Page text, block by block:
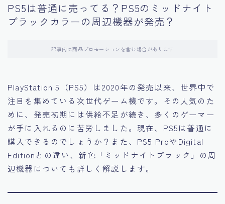
PS5は普通に売ってる？PS5のミッドナイト
ブラックカラーの周辺機器が発売？
記事内に商品プロモーションを含む場合があります
PlayStation 5（PS5）は2020年の発売以来、世界中で
注目を集めている次世代ゲーム機です。その人気のた
めに、発売初期には供給不足が続き、多くのゲーマー
が手に入れるのに苦労しました。現在、PS5は普通に
購入できるのでしょうか？また、PS5 ProやDigital
Editionとの違い、新色「ミッドナイトブラック」の周
辺機器についても詳しく解説します。